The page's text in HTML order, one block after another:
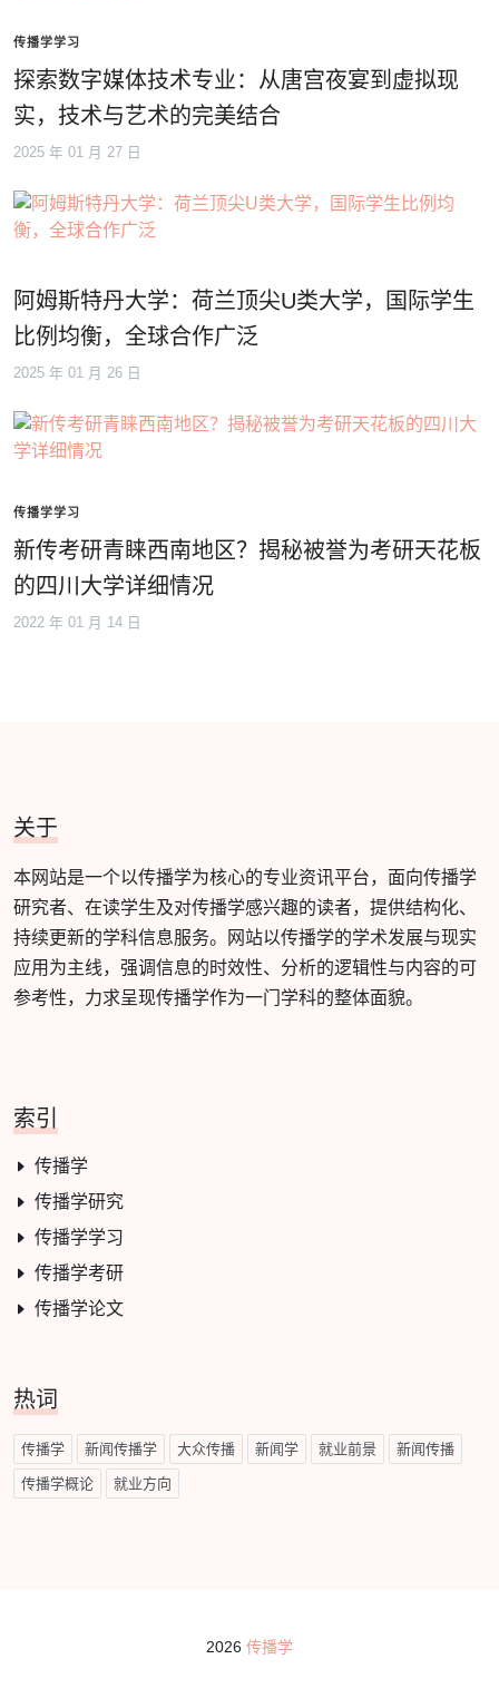
传播学学习
探索数字媒体技术专业：从唐宫夜宴到虚拟现
实，技术与艺术的完美结合
2025 年 01 月 27 日
阿姆斯特丹大学：荷兰顶尖U类大学，国际学生
比例均衡，全球合作广泛
2025 年 01 月 26 日
传播学学习
新传考研青睐西南地区？揭秘被誉为考研天花板
的四川大学详细情况
2022 年 01 月 14 日
关于
本网站是一个以传播学为核心的专业资讯平台，面向传播学
研究者、在读学生及对传播学感兴趣的读者，提供结构化、
持续更新的学科信息服务。网站以传播学的学术发展与现实
应用为主线，强调信息的时效性、分析的逻辑性与内容的可
参考性，力求呈现传播学作为一门学科的整体面貌。
索引
传播学
传播学研究
传播学学习
传播学考研
传播学论文
热词
传播学 新闻传播学 大众传播 新闻学 就业前景 新闻传播
传播学概论 就业方向
2026 传播学